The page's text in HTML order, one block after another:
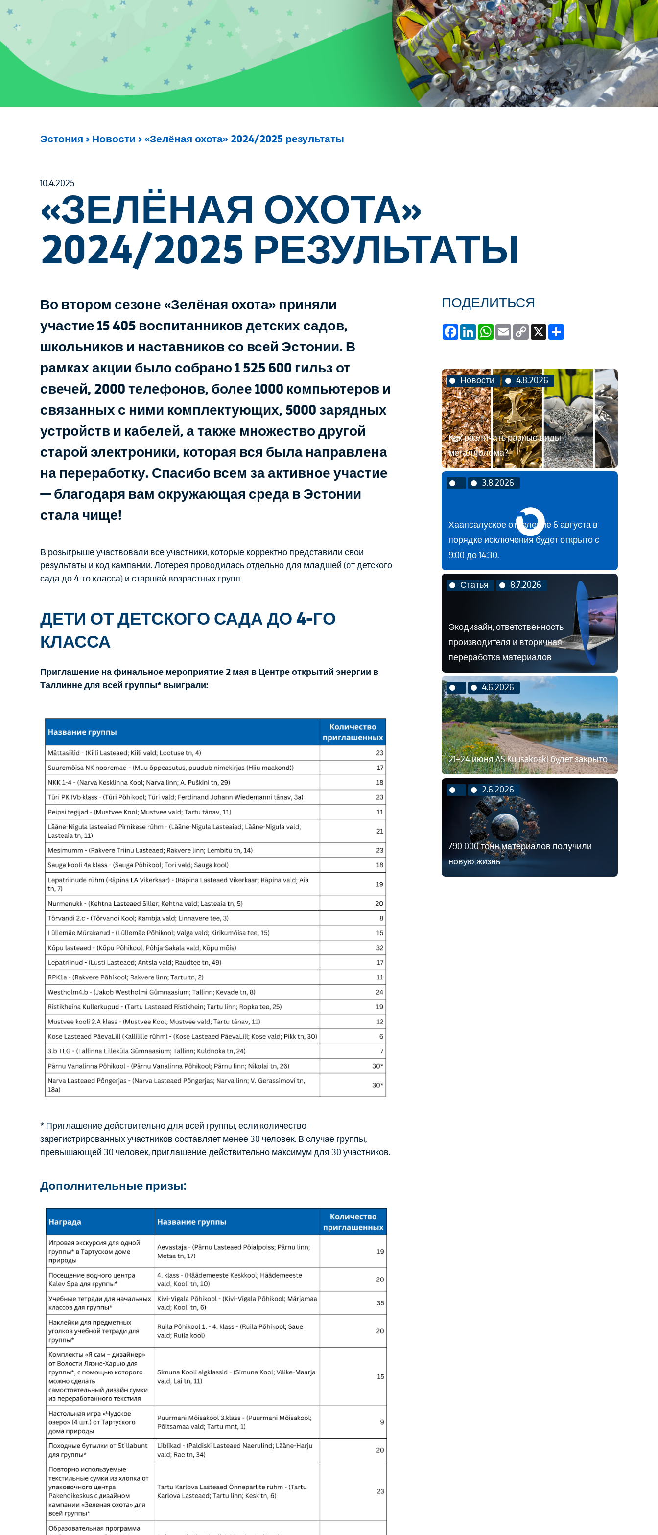
Эстония > Новости > «Зелёная охота» 2024/2025 результаты
10.4.2025
«ЗЕЛЁНАЯ ОХОТА»
2024/2025 РЕЗУЛЬТАТЫ
Во втором сезоне «Зелёная охота» приняли
участие 15 405 воспитанников детских садов,
школьников и наставников со всей Эстонии. В
рамках акции было собрано 1 525 600 гильз от
свечей, 2000 телефонов, более 1000 компьютеров и
связанных с ними комплектующих, 5000 зарядных
устройств и кабелей, а также множество другой
старой электроники, которая вся была направлена
на переработку. Спасибо всем за активное участие
— благодаря вам окружающая среда в Эстонии
стала чище!
В розыгрыше участвовали все участники, которые корректно представили свои
результаты и код кампании. Лотерея проводилась отдельно для младшей (oт детского
сада до 4-го класса) и старшей возрастных групп.
ДЕТИ ОТ ДЕТСКОГО САДА ДО 4-ГО
КЛАССА
Приглашение на финальное мероприятие 2 мая в Центре открытий энергии в
Таллинне для всей группы* выиграли:
* Приглашение действительно для всей группы, если количество
зарегистрированных участников составляет менее 30 человек. В случае группы,
превышающей 30 человек, приглашение действительно максимум для 30 участников.
Дополнительные призы:
ПОДЕЛИТЬСЯ
FacebookLinkedInWhatsApp
Email
Copy
Новости 4.8.2026
Как различать разные виды
металлолома?
3.8.2026
Хаапсалуское отделение 6 августа в
порядке исключения будет открыто с
9:00 до 14:30.
Статья 8.7.2026
Экодизайн, ответственность
производителя и вторичная
переработка материалов
4.6.2026
21–24 июня AS Kuusakoski будет закрыто
2.6.2026
790 000 тонн материалов получили
новую жизнь